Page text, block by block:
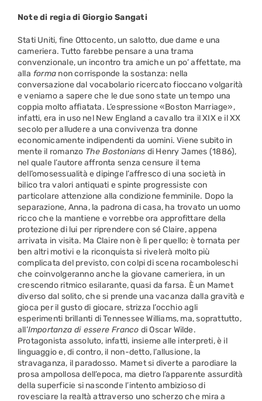
Note di regia di Giorgio Sangati
Stati Uniti, fine Ottocento, un salotto, due dame e una
cameriera. Tutto farebbe pensare a una trama
convenzionale, un incontro tra amiche un po’ affettate, ma
alla forma non corrisponde la sostanza: nella
conversazione dal vocabolario ricercato fioccano volgarità
e veniamo a sapere che le due sono state un tempo una
coppia molto affiatata. L’espressione «Boston Marriage»,
infatti, era in uso nel New England a cavallo tra il XIX e il XX
secolo per alludere a una convivenza tra donne
economicamente indipendenti da uomini. Viene subito in
mente il romanzo The Bostonians di Henry James (1886),
nel quale l’autore affronta senza censure il tema
dell’omosessualità e dipinge l’affresco di una società in
bilico tra valori antiquati e spinte progressiste con
particolare attenzione alla condizione femminile. Dopo la
separazione, Anna, la padrona di casa, ha trovato un uomo
ricco che la mantiene e vorrebbe ora approfittare della
protezione di lui per riprendere con sé Claire, appena
arrivata in visita. Ma Claire non è lì per quello; è tornata per
ben altri motivi e la riconquista si rivelerà molto più
complicata del previsto, con colpi di scena rocamboleschi
che coinvolgeranno anche la giovane cameriera, in un
crescendo ritmico esilarante, quasi da farsa. È un Mamet
diverso dal solito, che si prende una vacanza dalla gravità e
gioca per il gusto di giocare, strizza l’occhio agli
esperimenti brillanti di Tennessee Williams, ma, soprattutto,
all’Importanza di essere Franco di Oscar Wilde.
Protagonista assoluto, infatti, insieme alle interpreti, è il
linguaggio e, di contro, il non-detto, l’allusione, la
stravaganza, il paradosso. Mamet si diverte a parodiare la
prosa ampollosa dell’epoca, ma dietro l’apparente assurdità
della superficie si nasconde l’intento ambizioso di
rovesciare la realtà attraverso uno scherzo che mira a